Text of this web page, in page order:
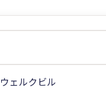
ェルクビル